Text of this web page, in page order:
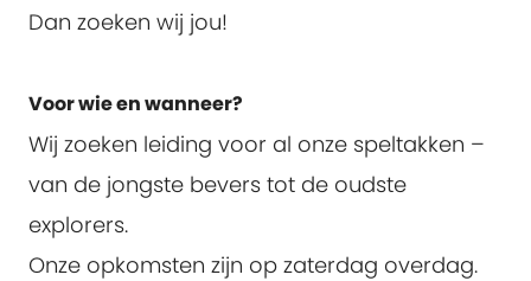
Dan zoeken wij jou!
Voor wie en wanneer?
Wij zoeken leiding voor al onze speltakken –
van de jongste bevers tot de oudste
explorers.
Onze opkomsten zijn op zaterdag overdag.